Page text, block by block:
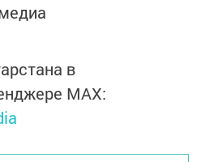
в
MАХ: